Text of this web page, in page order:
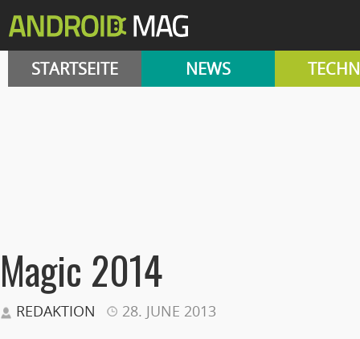
STARTSEITE NEWS
Magic 2014
REDAKTION 28. JUNE 2013